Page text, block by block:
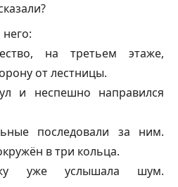
на третьем этаже,
от лестницы.
и неспешно направился
последовали за ним.
в три кольца.
уже услышала шум.